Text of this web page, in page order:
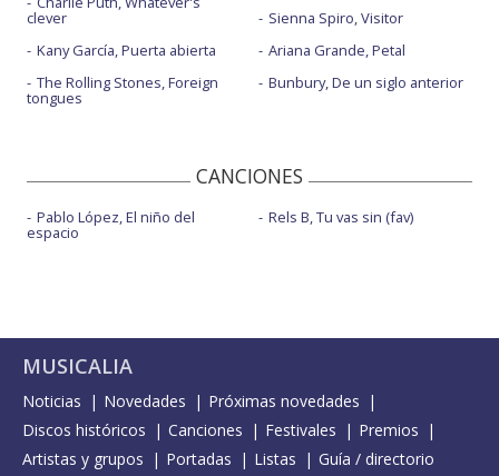
clever
Kany García, Puerta abierta
The Rolling Stones, Foreign
tongues
Sienna Spiro, Visitor
Ariana Grande, Petal
Bunbury, De un siglo anterior
CANCIONES
Pablo López, El niño del
espacio
Rels B, Tu vas sin (fav)
MUSICALIA
Noticias Novedades
Próximas novedades
Discos históricos
Canciones Festivales
Premios
Artistas y grupos
Portadas Listas Guía / directorio